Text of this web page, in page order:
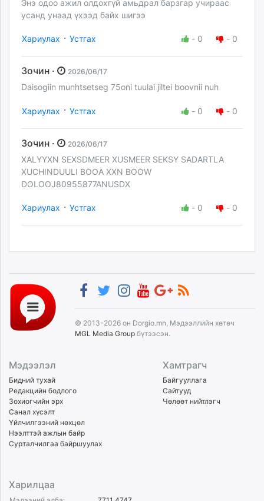
Энэ одоо ажил олдохгүй амьдрал барзгар учираас
усанд унаад үхээд байх шигээ
Хариулах · Устгах - 0 - 0
Зочин · 2026/06/17
Daisogiin munhtsetseg 75oni tuulai jiltei boovnii nuh
Хариулах · Устгах - 0 - 0
Зочин · 2026/06/17
XALYYXN SEXSDMEER XUSMEER SEKSY SADARTLA
XUCHINDUULI BOOA XXN BOOW
DOLOOJ80955877ANUSDX
Хариулах · Устгах - 0 - 0
© 2013-2026 он Dorgio.mn, Мэдээллийн хөтөч
MGL Media Group бүтээсэн.
Мэдээлэл
Бидний тухай
Редакцийн бодлого
Зохиогчийн эрх
Санал хүсэлт
Үйлчилгээний нөхцөл
Нээлттэй ажлын байр
Сурталчилгаа байршуулах
Хамтрагч
Байгууллага
Сайтууд
Чөлөөт нийтлэгч
Харилцаа